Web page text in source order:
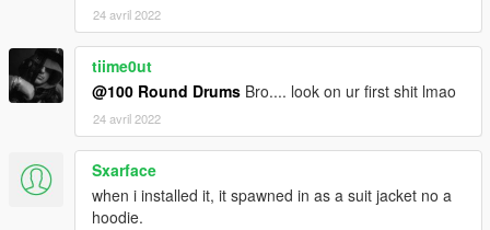
24 avril 2022
tiime0ut
@100 Round Drums Bro.... look on ur first shit lmao
24 avril 2022
Sxarface
when i installed it, it spawned in as a suit jacket no a
hoodie.